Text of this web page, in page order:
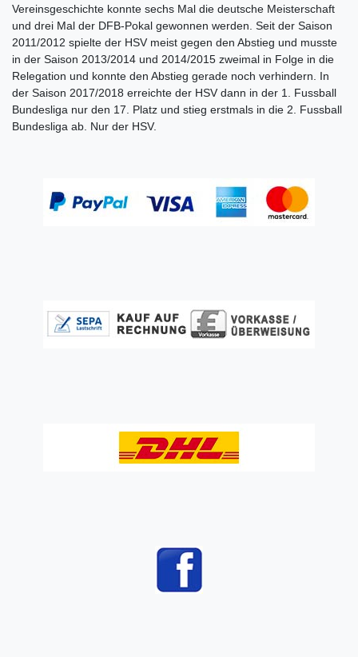
Vereinsgeschichte konnte sechs Mal die deutsche Meisterschaft
und drei Mal der DFB-Pokal gewonnen werden. Seit der Saison
2011/2012 spielte der HSV meist gegen den Abstieg und musste
in der Saison 2013/2014 und 2014/2015 zweimal in Folge in die
Relegation und konnte den Abstieg gerade noch verhindern. In
der Saison 2017/2018 erreichte der HSV dann in der 1. Fussball
Bundesliga nur den 17. Platz und stieg erstmals in die 2. Fussball
Bundesliga ab. Nur der HSV.